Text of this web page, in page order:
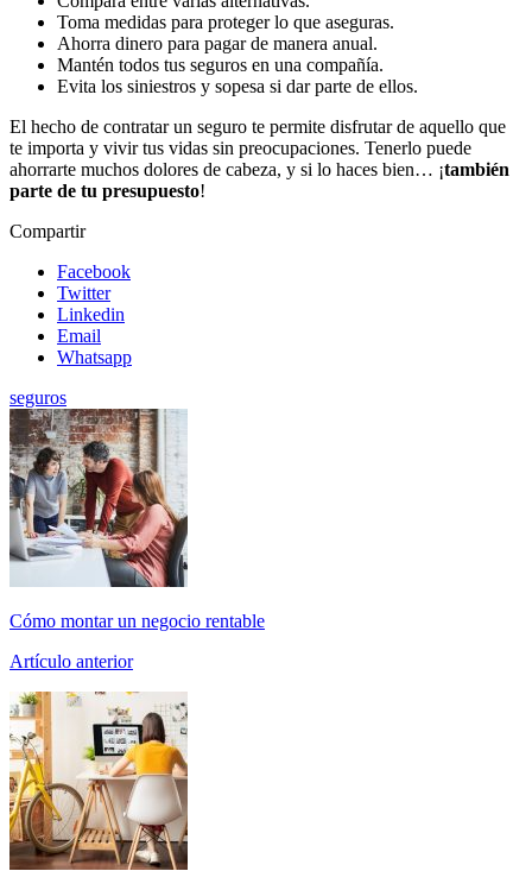
Toma medidas para proteger lo que aseguras.
Ahorra dinero para pagar de manera anual.
Mantén todos tus seguros en una compañía.
Evita los siniestros y sopesa si dar parte de ellos.
El hecho de contratar un seguro te permite disfrutar de aquello que
te importa y vivir tus vidas sin preocupaciones. Tenerlo puede
ahorrarte muchos dolores de cabeza, y si lo haces bien… ¡también
parte de tu presupuesto!
Compartir
Facebook
Twitter
Linkedin
Email
Whatsapp
seguros
Cómo montar un negocio rentable
Artículo anterior